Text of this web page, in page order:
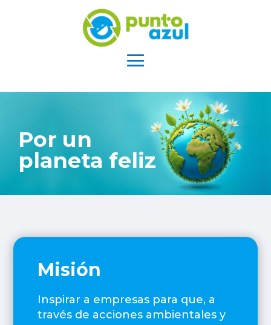
Por un
planeta feliz
Misión
Inspirar a empresas para que, a
través de acciones ambientales y